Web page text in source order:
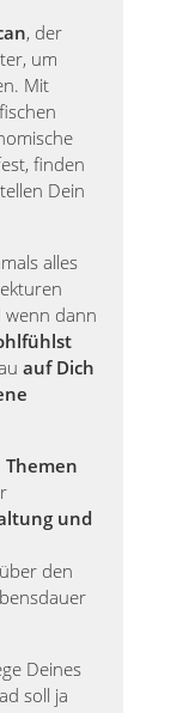
, der
um
Mit
finden
Dein
alles
dann
auf Dich
und
über den
Deines
soll ja